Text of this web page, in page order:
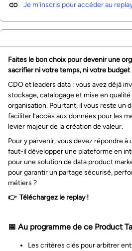
Faites le bon choix pour devenir une
sacrifier ni votre temps, ni votre budget
CDO et leaders data : vous avez déjà
stockage, catalogage et mise en
organisation. Pourtant, il vous reste un
faciliter l’accès aux données pour les
levier majeur de la création de valeur.
Pour y parvenir, vous devez répondre
faut-il développer une plateforme en
pour une solution de data product
pour garantir un partage sécurisé,
métiers ?
👉 Téléchargez le replay !
📅 Au programme de ce Product
Les critères clés pour arbitrer
Je m'inscris pour accéder au